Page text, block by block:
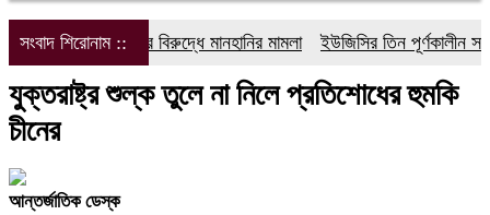
সংবাদ শিরোনাম ::
ডিপজলের বিরুদ্ধে মানহানির মামলা ইউজিসির তিন পূর্ণকালীন
যুক্তরাষ্ট্র শুল্ক তুলে না নিলে প্রতিশোধের হুমকি
চীনের
আন্তর্জাতিক ডেস্ক